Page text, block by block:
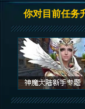
你对目前任务